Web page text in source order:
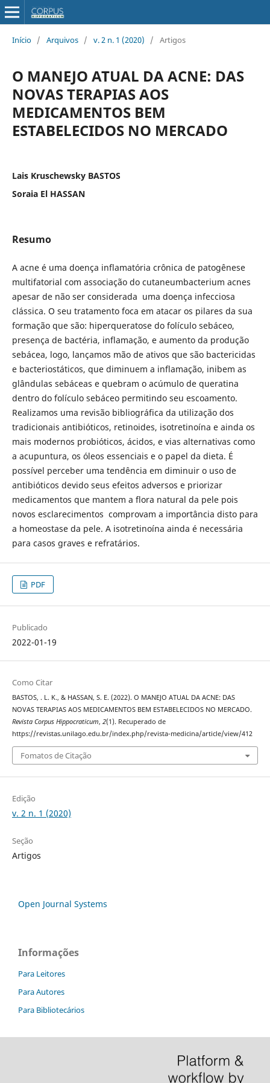
Início / Arquivos / v. 2 n. 1 (2020) / Artigos
O MANEJO ATUAL DA ACNE: DAS
NOVAS TERAPIAS AOS
MEDICAMENTOS BEM
ESTABELECIDOS NO MERCADO
Lais Kruschewsky BASTOS
Soraia El HASSAN
Resumo
A acne é uma doença inflamatória crônica de patogênese
multifatorial com associação do cutaneumbacterium acnes
apesar de não ser considerada uma doença infecciosa
clássica. O seu tratamento foca em atacar os pilares da sua
formação que são: hiperqueratose do folículo sebáceo,
presença de bactéria, inflamação, e aumento da produção
sebácea, logo, lançamos mão de ativos que são bactericidas
e bacteriostáticos, que diminuem a inflamação, inibem as
glândulas sebáceas e quebram o acúmulo de queratina
dentro do folículo sebáceo permitindo seu escoamento.
Realizamos uma revisão bibliográfica da utilização dos
tradicionais antibióticos, retinoides, isotretinoína e ainda os
mais modernos probióticos, ácidos, e vias alternativas como
a acupuntura, os óleos essenciais e o papel da dieta. É
possível perceber uma tendência em diminuir o uso de
antibióticos devido seus efeitos adversos e priorizar
medicamentos que mantem a flora natural da pele pois
novos esclarecimentos comprovam a importância disto para
a homeostase da pele. A isotretinoína ainda é necessária
para casos graves e refratários.
PDF
Publicado
2022-01-19
Como Citar
BASTOS, . L. K., & HASSAN, S. E. (2022). O MANEJO ATUAL DA ACNE: DAS
NOVAS TERAPIAS AOS MEDICAMENTOS BEM ESTABELECIDOS NO MERCADO.
Revista Corpus Hippocraticum, 2(1). Recuperado de
https://revistas.unilago.edu.br/index.php/revista-medicina/article/view/412
Fomatos de Citação
Edição
v. 2 n. 1 (2020)
Seção
Artigos
Open Journal Systems
Informações
Para Leitores
Para Autores
Para Bibliotecários